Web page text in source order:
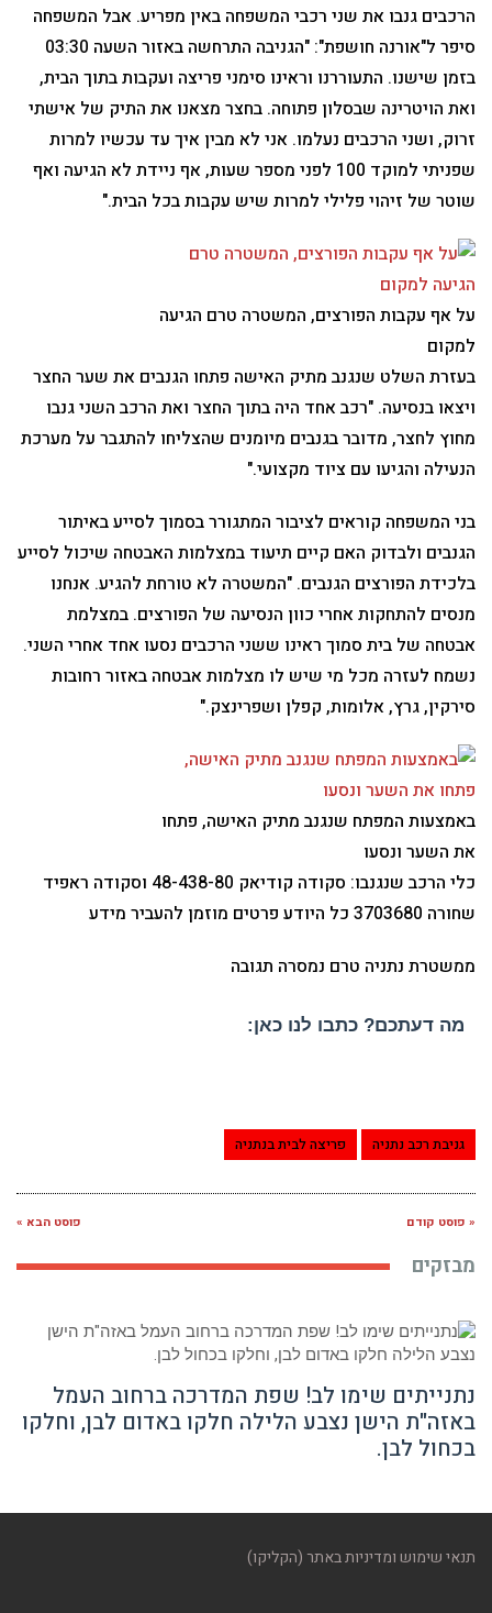
הרכבים גנבו את שני רכבי המשפחה באין מפריע. אבל המשפחה
סיפר ל"אורנה חושפת": "הגניבה התרחשה באזור השעה 03:30
בזמן שישנו. התעוררנו וראינו סימני פריצה ועקבות בתוך הבית,
ואת הויטרינה שבסלון פתוחה. בחצר מצאנו את התיק של אישתי
זרוק, ושני הרכבים נעלמו. אני לא מבין איך עד עכשיו למרות
שפניתי למוקד 100 לפני מספר שעות, אף ניידת לא הגיעה ואף
שוטר של זיהוי פלילי למרות שיש עקבות בכל הבית."
על אף עקבות הפורצים, המשטרה טרם הגיעה
למקום
בעזרת השלט שנגנב מתיק האישה פתחו הגנבים את שער החצר
ויצאו בנסיעה. "רכב אחד היה בתוך החצר ואת הרכב השני גנבו
מחוץ לחצר, מדובר בגנבים מיומנים שהצליחו להתגבר על מערכת
הנעילה והגיעו עם ציוד מקצועי."
בני המשפחה קוראים לציבור המתגורר בסמוך לסייע באיתור
הגנבים ולבדוק האם קיים תיעוד במצלמות האבטחה שיכול לסייע
בלכידת הפורצים הגנבים. "המשטרה לא טורחת להגיע. אנחנו
מנסים להתחקות אחרי כוון הנסיעה של הפורצים. במצלמת
אבטחה של בית סמוך ראינו ששני הרכבים נסעו אחד אחרי השני.
נשמח לעזרה מכל מי שיש לו מצלמות אבטחה באזור רחובות
סירקין, גרץ, אלומות, קפלן ושפרינצק."
באמצעות המפתח שנגנב מתיק האישה, פתחו
את השער ונסעו
כלי הרכב שנגנבו: סקודה קודיאק 48-438-80 וסקודה ראפיד
שחורה 3703680 כל היודע פרטים מוזמן להעביר מידע
ממשטרת נתניה טרם נמסרה תגובה
מה דעתכם? כתבו לנו כאן:
גניבת רכב נתניה פריצה לבית בנתניה
« פוסט קודם פוסט הבא »
מבזקים
נתנייתים שימו לב! שפת המדרכה ברחוב העמל
באזה"ת הישן נצבע הלילה חלקו באדום לבן, וחלקו
בכחול לבן.
תנאי שימוש ומדיניות באתר (הקליקו)